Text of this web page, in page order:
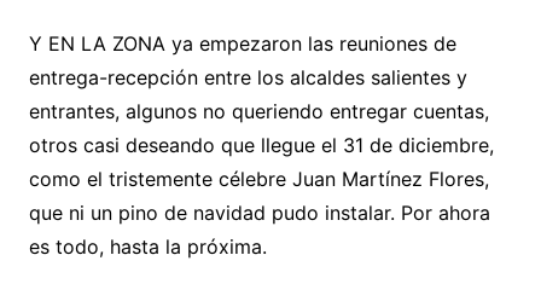
Y EN LA ZONA ya empezaron las reuniones de
entrega-recepción entre los alcaldes salientes y
entrantes, algunos no queriendo entregar cuentas,
otros casi deseando que llegue el 31 de diciembre,
como el tristemente célebre Juan Martínez Flores,
que ni un pino de navidad pudo instalar. Por ahora
es todo, hasta la próxima.